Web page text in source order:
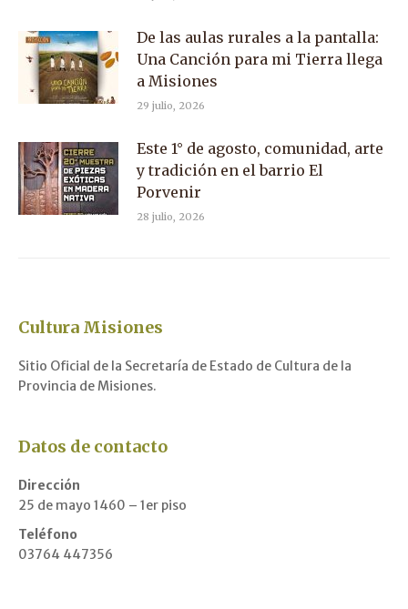
De las aulas rurales a la pantalla:
Una Canción para mi Tierra llega
a Misiones
29 julio, 2026
Este 1° de agosto, comunidad, arte
y tradición en el barrio El
Porvenir
28 julio, 2026
Cultura Misiones
Sitio Oficial de la Secretaría de Estado de Cultura de la
Provincia de Misiones.
Datos de contacto
Dirección
25 de mayo 1460 – 1er piso
Teléfono
03764 447356